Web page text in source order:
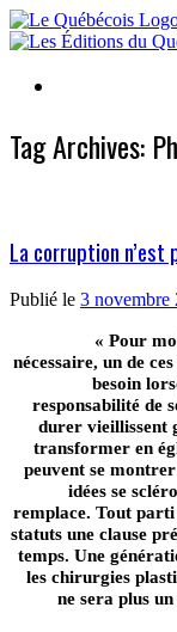
Skip
to
Tag Archives:
La corruption n’est
Publié le 3 novembre
« Pour
nécessaire, un de
besoin
responsabilité de
durer vieillissent
transformer en
peuvent se
idées se
remplace. Tout parti
statuts une clause
temps. Une
les chirurgies
ne sera plus